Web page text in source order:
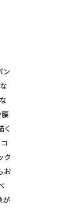
ン
腰
く
ク
お
が